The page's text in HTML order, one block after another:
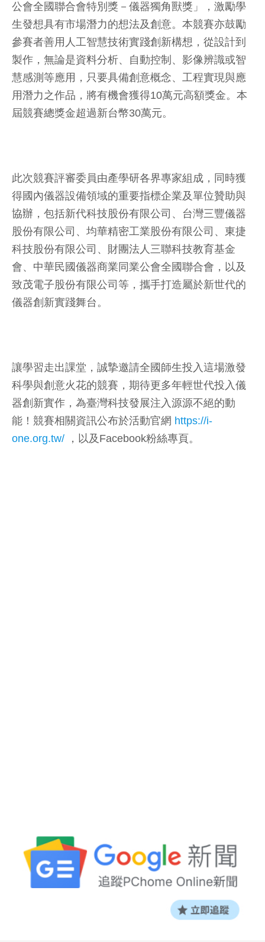
公會全國聯合會特別獎－儀器獨角獸獎」，激勵學
生發想具有市場潛力的想法及創意。本競賽亦鼓勵
參賽者善用人工智慧技術實踐創新構想，從設計到
製作，無論是資料分析、自動控制、影像辨識或智
慧感測等應用，只要具備創意概念、工程實現與應
用潛力之作品，將有機會獲得10萬元高額獎金。本
屆競賽總獎金超過新台幣30萬元。
此次競賽評審委員由產學研各界專家組成，同時獲
得國內儀器設備領域的重要指標企業及單位贊助與
協辦，包括新代科技股份有限公司、台灣三豐儀器
股份有限公司、均華精密工業股份有限公司、東捷
科技股份有限公司、財團法人三聯科技教育基金
會、中華民國儀器商業同業公會全國聯合會，以及
致茂電子股份有限公司等，攜手打造屬於新世代的
儀器創新實踐舞台。
讓學習走出課堂，誠摯邀請全國師生投入這場激發
科學與創意火花的競賽，期待更多年輕世代投入儀
器創新實作，為臺灣科技發展注入源源不絕的動
能！競賽相關資訊公布於活動官網 https://i-
one.org.tw/ ，以及Facebook粉絲專頁。